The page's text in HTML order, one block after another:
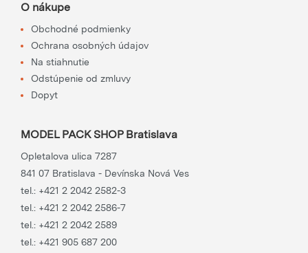
O nákupe
Obchodné podmienky
Ochrana osobných údajov
Na stiahnutie
Odstúpenie od zmluvy
Dopyt
MODEL PACK SHOP Bratislava
Opletalova ulica 7287
841 07 Bratislava - Devínska Nová Ves
tel.: +421 2 2042 2582-3
tel.: +421 2 2042 2586-7
tel.: +421 2 2042 2589
tel.: +421 905 687 200